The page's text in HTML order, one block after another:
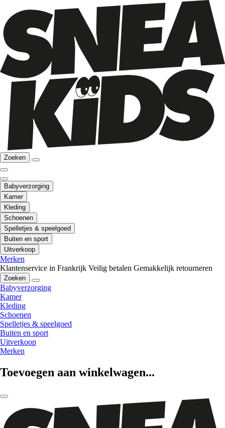
Zoeken
Babyverzorging
Kamer
Kleding
Schoenen
Spelletjes & speelgoed
Buiten en sport
Uitverkoop
Merken
Klantenservice in Frankrijk Veilig betalen Gemakkelijk retourneren
Zoeken
Babyverzorging
Kamer
Kleding
Schoenen
Spelletjes & speelgoed
Buiten en sport
Uitverkoop
Merken
Toevoegen aan winkelwagen...